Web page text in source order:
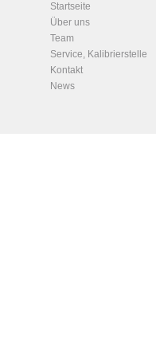
Startseite
Über uns
Team
Service, Kalibrierstelle
Kontakt
News